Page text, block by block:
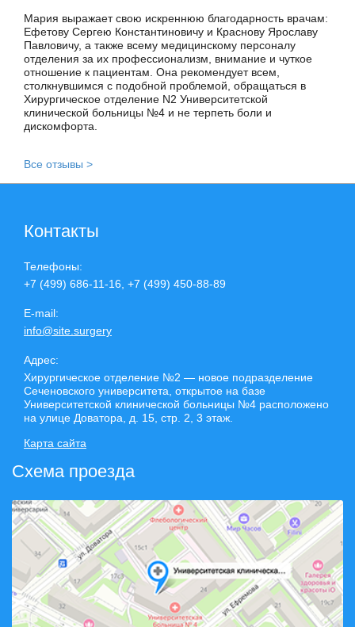
Мария выражает свою искреннюю благодарность врачам:
Ефетову Сергею Константиновичу и Краснову Ярославу
Павловичу, а также всему медицинскому персоналу
отделения за их профессионализм, внимание и чуткое
отношение к пациентам. Она рекомендует всем,
столкнувшимся с подобной проблемой, обращаться в
Хирургическое отделение N2 Университетской
клинической больницы №4 и не терпеть боли и
дискомфорта.
Все отзывы >
Контакты
Телефоны:
+7 (499) 686-11-16, +7 (499) 450-88-89
E-mail:
info@site.surgery
Адрес:
Хирургическое отделение №2 — новое подразделение
Сеченовского университета, открытое на базе
Университетской клинической больницы №4 расположено
на улице Доватора, д. 15, стр. 2, 3 этаж.
Карта сайта
Схема проезда